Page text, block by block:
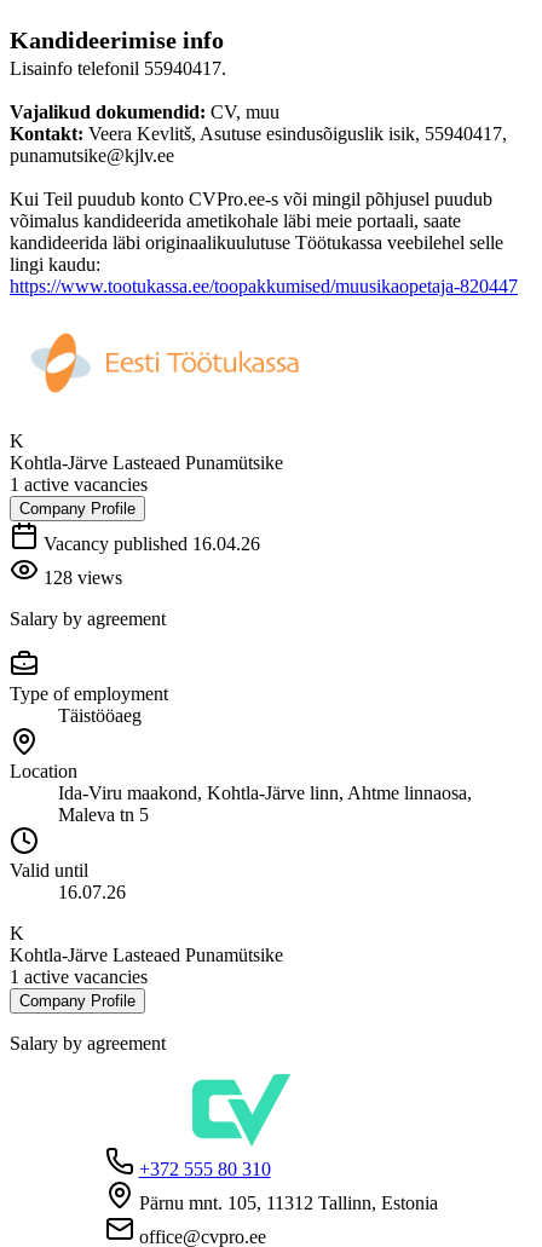
Kandideerimise info
Lisainfo telefonil 55940417.
Vajalikud dokumendid: CV, muu
Kontakt: Veera Kevlitš, Asutuse esindusõiguslik isik, 55940417,
punamutsike@kjlv.ee
Kui Teil puudub konto CVPro.ee-s või mingil põhjusel puudub
võimalus kandideerida ametikohale läbi meie portaali, saate
kandideerida läbi originaalikuulutuse Töötukassa veebilehel selle
lingi kaudu:
https://www.tootukassa.ee/toopakkumised/muusikaopetaja-820447
K
Kohtla-Järve Lasteaed Punamütsike
1 active vacancies
Company Profile
Vacancy published 16.04.26
128 views
Salary by agreement
Type of employment
Täistööaeg
Location
Ida-Viru maakond, Kohtla-Järve linn, Ahtme linnaosa,
Maleva tn 5
Valid until
16.07.26
K
Kohtla-Järve Lasteaed Punamütsike
1 active vacancies
Company Profile
Salary by agreement
+372 555 80 310
Pärnu mnt. 105, 11312 Tallinn, Estonia
office@cvpro.ee